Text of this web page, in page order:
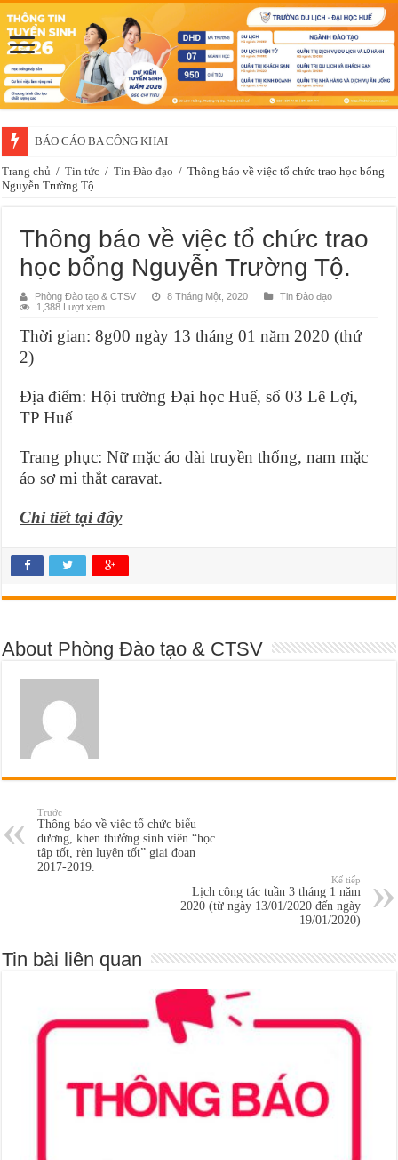
BÁO CÁO BA CÔNG KHAI
Trang chủ / Tin tức / Tin Đào đạo / Thông báo về việc tổ chức trao học bổng
Nguyễn Trường Tộ.
Thông báo về việc tổ chức trao
học bổng Nguyễn Trường Tộ.
Phòng Đào tạo & CTSV 8 Tháng Một, 2020
Tin Đào đạo
1,388 Lượt xem
Thời gian: 8g00 ngày 13 tháng 01 năm 2020 (thứ
2)
Địa điểm: Hội trường Đại học Huế, số 03 Lê Lợi,
TP Huế
Trang phục: Nữ mặc áo dài truyền thống, nam mặc
áo sơ mi thắt caravat.
Chi tiết tại đây
About Phòng Đào tạo & CTSV
Trước
Thông báo về việc tổ chức biểu
dương, khen thưởng sinh viên “học
tập tốt, rèn luyện tốt” giai đoạn
2017-2019.
Kế tiếp
Lịch công tác tuần 3 tháng 1 năm
2020 (từ ngày 13/01/2020 đến ngày
19/01/2020)
Tin bài liên quan